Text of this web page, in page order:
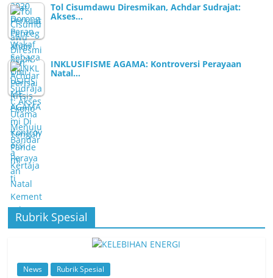
Tol Cisumdawu Diresmikan, Achdar Sudrajat:
Akses…
INKLUSIFISME AGAMA: Kontroversi Perayaan
Natal…
Rubrik Spesial
News Rubrik Spesial